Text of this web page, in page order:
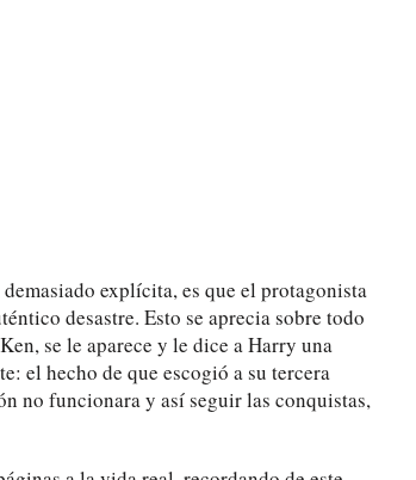
explícita, es que el protagonista
desastre. Esto se aprecia sobre todo
se le aparece y le dice a Harry una
el hecho de que escogió a su tercera
no funcionara y así seguir las conquistas,